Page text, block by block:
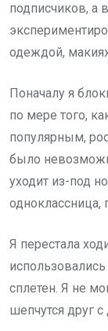
подписчиков, а
одеждой,
Поначалу я
по мере того,
популярным,
было
уходит из-под
одноклассница,
Я перестала
сплетен. Я не
шепчутся друг